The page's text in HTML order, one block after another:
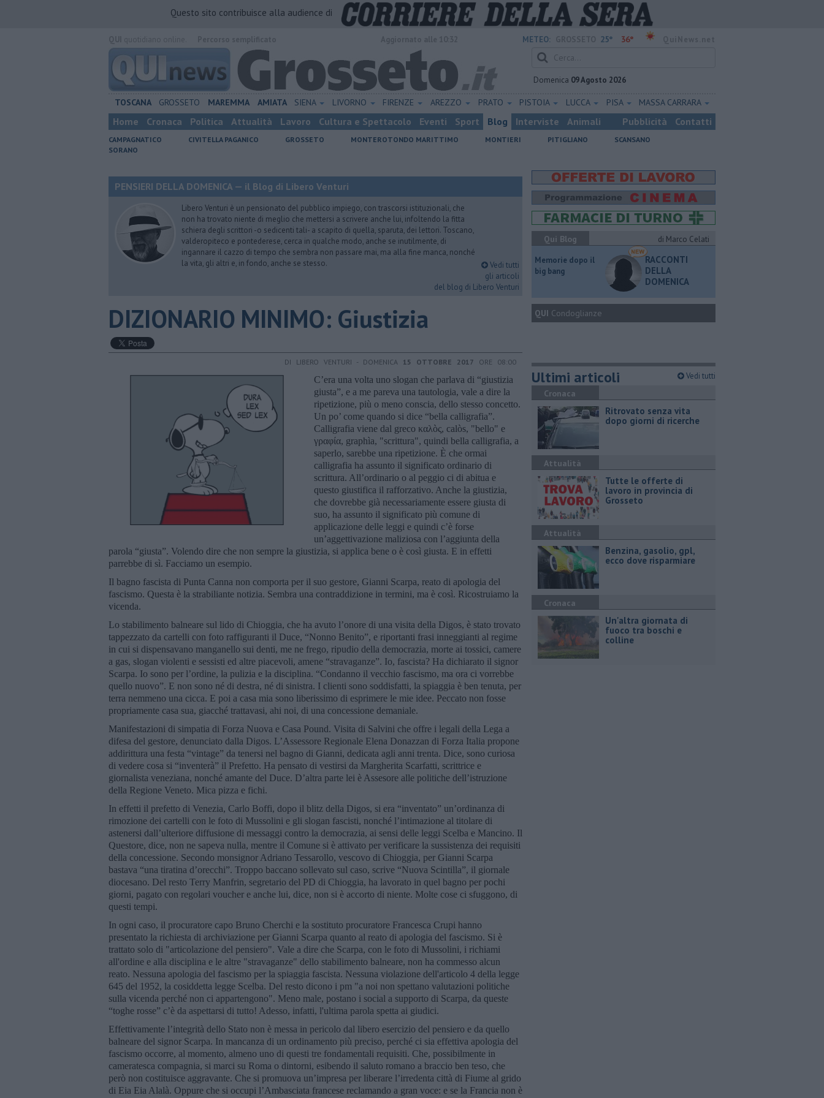
Questo sito contribuisce alla audience di
METEO: 25° 36°
Domenica 09 Agosto 2026
TOSCANA GROSSETO MAREMMA AMIATA SIENA LIVORNO FIRENZE AREZZO PRATO PISTOIA LUCCA PISA MASSA CARRARA
Home Cronaca Politica Attualità Lavoro Cultura e Spettacolo Eventi Sport Blog Interviste Animali Pubblicità Contatti
CAMPAGNATICO CIVITELLA PAGANICO GROSSETO MONTEROTONDO MARITTIMO MONTIERI PITIGLIANO
SCANSANO
SORANO
PENSIERI DELLA DOMENICA — il Blog di Libero Venturi
Libero Venturi è un pensionato del pubblico impiego, con trascorsi istituzionali, che
non ha trovato niente di meglio che mettersi a scrivere anche lui, infoltendo la fitta
schiera degli scrittori -o sedicenti tali- a scapito di quella, sparuta, dei lettori. Toscano,
valderopiteco e pontederese, cerca in qualche modo, anche se inutilmente, di
ingannare il cazzo di tempo che sembra non passare mai, ma alla fine manca, nonché
la vita, gli altri e, in fondo, anche se stesso.
Vedi tutti
gli articoli
del blog di Libero Venturi
DIZIONARIO MINIMO: Giustizia
DI LIBERO VENTURI - DOMENICA 15 OTTOBRE 2017 ORE 08:00
C’era una volta uno slogan che parlava di “giustizia
giusta”, e a me pareva una tautologia, vale a dire la
ripetizione, più o meno conscia, dello stesso concetto.
Un po’ come quando si dice “bella calligrafia”.
Calligrafia viene dal greco καλòς, calòs, "bello" e
γραφία, graphìa, "scrittura", quindi bella calligrafia, a
saperlo, sarebbe una ripetizione. È che ormai
calligrafia ha assunto il significato ordinario di
scrittura. All’ordinario o al peggio ci di abitua e
questo giustifica il rafforzativo. Anche la giustizia,
che dovrebbe già necessariamente essere giusta di
suo, ha assunto il significato più comune di
applicazione delle leggi e quindi c’è forse
un’aggettivazione maliziosa con l’aggiunta della
parola “giusta”. Volendo dire che non sempre la giustizia, si applica bene o è così giusta. E in effetti
parrebbe di sì. Facciamo un esempio.
Il bagno fascista di Punta Canna non comporta per il suo gestore, Gianni Scarpa, reato di apologia del
fascismo. Questa è la strabiliante notizia. Sembra una contraddizione in termini, ma è così. Ricostruiamo la
vicenda.
Lo stabilimento balneare sul lido di Chioggia, che ha avuto l’onore di una visita della Digos, è stato trovato
tappezzato da cartelli con foto raffiguranti il Duce, “Nonno Benito”, e riportanti frasi inneggianti al regime
in cui si dispensavano manganello sui denti, me ne frego, ripudio della democrazia, morte ai tossici, camere
a gas, slogan violenti e sessisti ed altre piacevoli, amene “stravaganze”. Io, fascista? Ha dichiarato il signor
Scarpa. Io sono per l’ordine, la pulizia e la disciplina. “Condanno il vecchio fascismo, ma ora ci vorrebbe
quello nuovo”. E non sono né di destra, né di sinistra. I clienti sono soddisfatti, la spiaggia è ben tenuta, per
terra nemmeno una cicca. E poi a casa mia sono liberissimo di esprimere le mie idee. Peccato non fosse
propriamente casa sua, giacché trattavasi, ahi noi, di una concessione demaniale.
Manifestazioni di simpatia di Forza Nuova e Casa Pound. Visita di Salvini che offre i legali della Lega a
difesa del gestore, denunciato dalla Digos. L’Assessore Regionale Elena Donazzan di Forza Italia propone
addirittura una festa “vintage” da tenersi nel bagno di Gianni, dedicata agli anni trenta. Dice, sono curiosa
di vedere cosa si “inventerà” il Prefetto. Ha pensato di vestirsi da Margherita Scarfatti, scrittrice e
giornalista veneziana, nonché amante del Duce. D’altra parte lei è Assesore alle politiche dell’istruzione
della Regione Veneto. Mica pizza e fichi.
In effetti il prefetto di Venezia, Carlo Boffi, dopo il blitz della Digos, si era “inventato” un’ordinanza di
rimozione dei cartelli con le foto di Mussolini e gli slogan fascisti, nonché l’intimazione al titolare di
astenersi dall’ulteriore diffusione di messaggi contro la democrazia, ai sensi delle leggi Scelba e Mancino. Il
Questore, dice, non ne sapeva nulla, mentre il Comune si è attivato per verificare la sussistenza dei requisiti
della concessione. Secondo monsignor Adriano Tessarollo, vescovo di Chioggia, per Gianni Scarpa
bastava “una tiratina d’orecchi”. Troppo baccano sollevato sul caso, scrive “Nuova Scintilla”, il giornale
diocesano. Del resto Terry Manfrin, segretario del PD di Chioggia, ha lavorato in quel bagno per pochi
giorni, pagato con regolari voucher e anche lui, dice, non si è accorto di niente. Molte cose ci sfuggono, di
questi tempi.
In ogni caso, il procuratore capo Bruno Cherchi e la sostituto procuratore Francesca Crupi hanno
presentato la richiesta di archiviazione per Gianni Scarpa quanto al reato di apologia del fascismo. Si è
trattato solo di "articolazione del pensiero". Vale a dire che Scarpa, con le foto di Mussolini, i richiami
all'ordine e alla disciplina e le altre "stravaganze" dello stabilimento balneare, non ha commesso alcun
reato. Nessuna apologia del fascismo per la spiaggia fascista. Nessuna violazione dell'articolo 4 della legge
645 del 1952, la cosiddetta legge Scelba. Del resto dicono i pm "a noi non spettano valutazioni politiche
sulla vicenda perché non ci appartengono". Meno male, postano i social a supporto di Scarpa, da queste
“toghe rosse” c’è da aspettarsi di tutto! Adesso, infatti, l'ultima parola spetta ai giudici.
Effettivamente l’integrità dello Stato non è messa in pericolo dal libero esercizio del pensiero e da quello
balneare del signor Scarpa. In mancanza di un ordinamento più preciso, perché ci sia effettiva apologia del
fascismo occorre, al momento, almeno uno di questi tre fondamentali requisiti. Che, possibilmente in
cameratesca compagnia, si marci su Roma o dintorni, esibendo il saluto romano a braccio ben teso, che
però non costituisce aggravante. Che si promuova un’impresa per liberare l’irredenta città di Fiume al grido
di Eia Eia Alalà. Oppure che si occupi l’Ambasciata francese reclamando a gran voce: e se la Francia non è
Qui Blog
di Marco Celati
Memorie dopo il
big bang
RACCONTI
DELLA
DOMENICA
QUI Condoglianze
Ultimi articoli Vedi tutti
Cronaca
Ritrovato senza vita
dopo giorni di ricerche
Attualità
​Tutte le offerte di
lavoro in provincia di
Grosseto
Attualità
​Benzina, gasolio, gpl,
ecco dove risparmiare
Cronaca
Un'altra giornata di
fuoco tra boschi e
colline